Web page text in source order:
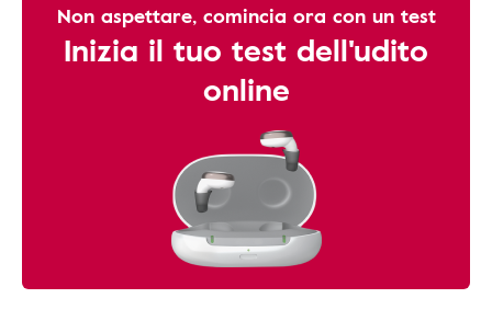
Non aspettare, comincia ora con un test
Inizia il tuo test dell'udito
online